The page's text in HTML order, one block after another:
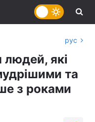
рус
які
та
з роками